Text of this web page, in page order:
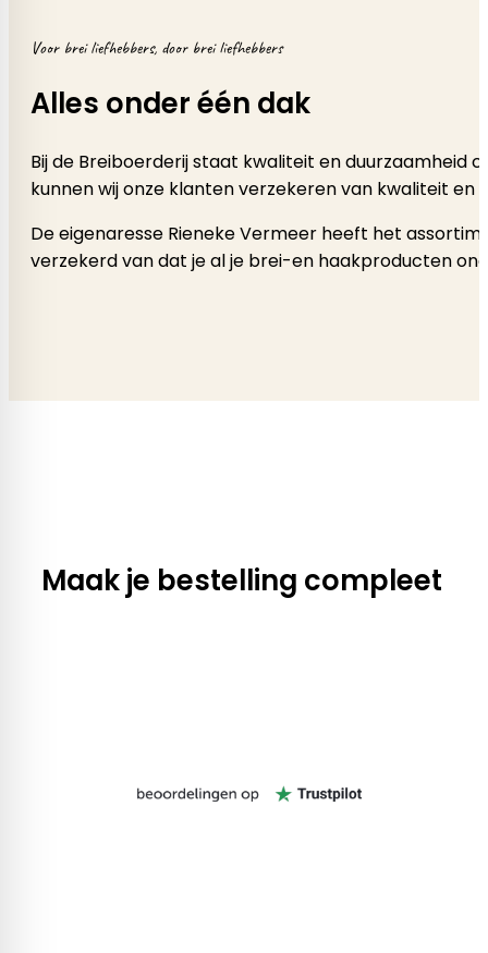
Voor brei liefhebbers, door brei liefhebbers
Alles onder één dak
Bij de Breiboerderij staat kwaliteit en duurzaamheid
kunnen wij onze klanten verzekeren van kwaliteit en
De eigenaresse Rieneke Vermeer heeft het
verzekerd van dat je al je brei-en haakproducten
Maak je bestelling compleet